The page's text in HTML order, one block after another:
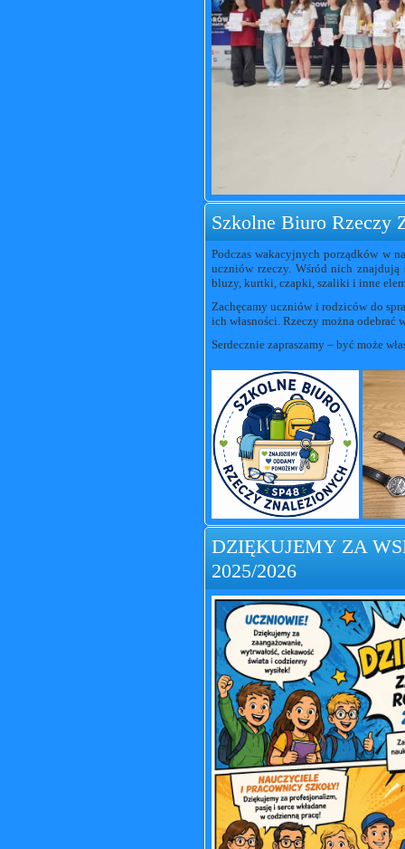
Szkolne Biuro Rzeczy
Podczas wakacyjnych porządków w
uczniów rzeczy. Wśród nich
bluzy, kurtki, czapki, szaliki i inne
Zachęcamy uczniów i rodziców do
ich własności. Rzeczy można odebrać
Serdecznie zapraszamy – być może
DZIĘKUJEMY ZA
2025/2026